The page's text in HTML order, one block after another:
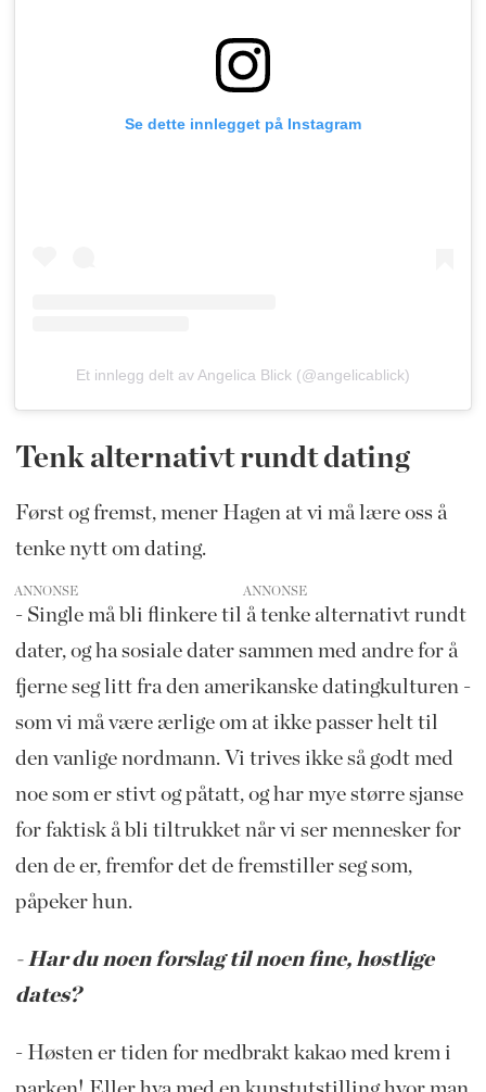
Se dette innlegget på Instagram
Et innlegg delt av Angelica Blick (@angelicablick)
Tenk alternativt rundt dating
Først og fremst, mener Hagen at vi må lære oss å
tenke nytt om dating.
ANNONSE
- Single må bli flinkere til å tenke alternativt rundt
dater, og ha sosiale dater sammen med andre for å
fjerne seg litt fra den amerikanske datingkulturen -
som vi må være ærlige om at ikke passer helt til
den vanlige nordmann. Vi trives ikke så godt med
noe som er stivt og påtatt, og har mye større sjanse
for faktisk å bli tiltrukket når vi ser mennesker for
den de er, fremfor det de fremstiller seg som,
påpeker hun.
- Har du noen forslag til noen fine, høstlige
dates?
- Høsten er tiden for medbrakt kakao med krem i